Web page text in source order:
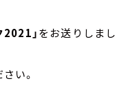
」をお送りしまし
い。